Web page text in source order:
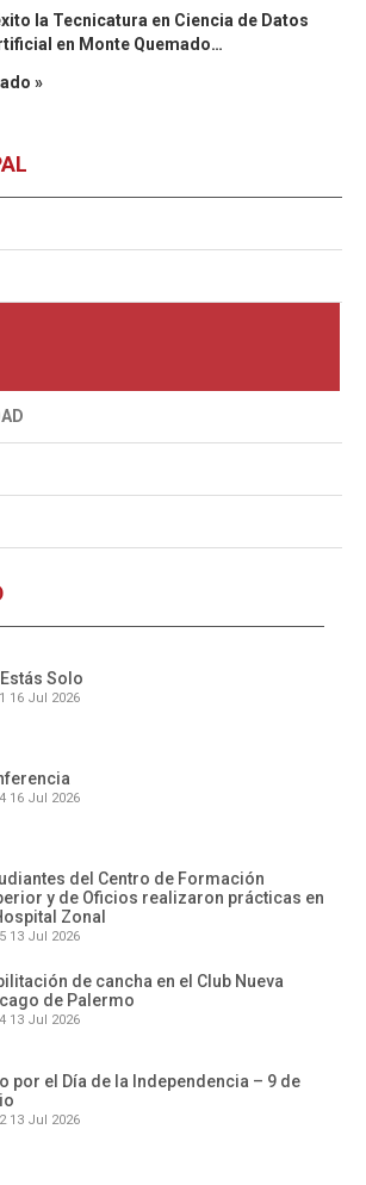
la Tecnicatura en Ciencia de Datos
en Monte Quemado…
»
Solo
16 Jul 2026
16 Jul 2026
del Centro de Formación
y de Oficios realizaron prácticas en
Zonal
13 Jul 2026
de cancha en el Club Nueva
de Palermo
13 Jul 2026
por el Día de la Independencia – 9 de
13 Jul 2026